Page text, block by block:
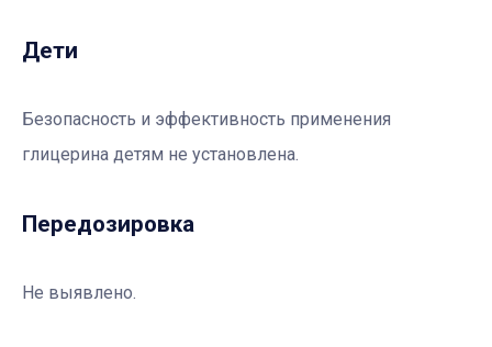
Дети
Безопасность и эффективность применения
глицерина детям не установлена.
Передозировка
Не выявлено.